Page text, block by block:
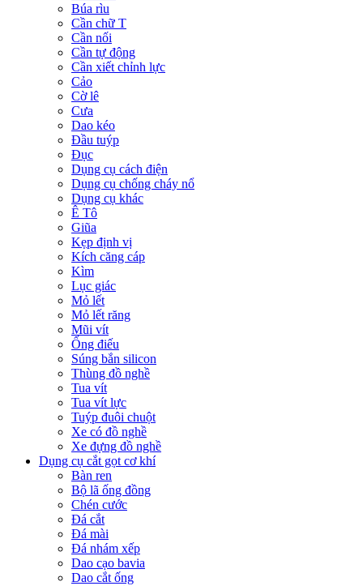
Búa rìu
Cần chữ T
Cần nối
Cần tự động
Cần xiết chỉnh lực
Cảo
Cờ lê
Cưa
Dao kéo
Đầu tuýp
Đục
Dụng cụ cách điện
Dụng cụ chống cháy nổ
Dụng cụ khác
Ê Tô
Giũa
Kẹp định vị
Kích căng cáp
Kìm
Lục giác
Mỏ lết
Mỏ lết răng
Mũi vít
Ống điếu
Súng bắn silicon
Thùng đồ nghề
Tua vít
Tua vít lực
Tuýp đuôi chuột
Xe có đồ nghề
Xe đựng đồ nghề
Dụng cụ cắt gọt cơ khí
Bàn ren
Bộ lã ống đồng
Chén cước
Đá cắt
Đá mài
Đá nhám xếp
Dao cạo bavia
Dao cắt ống